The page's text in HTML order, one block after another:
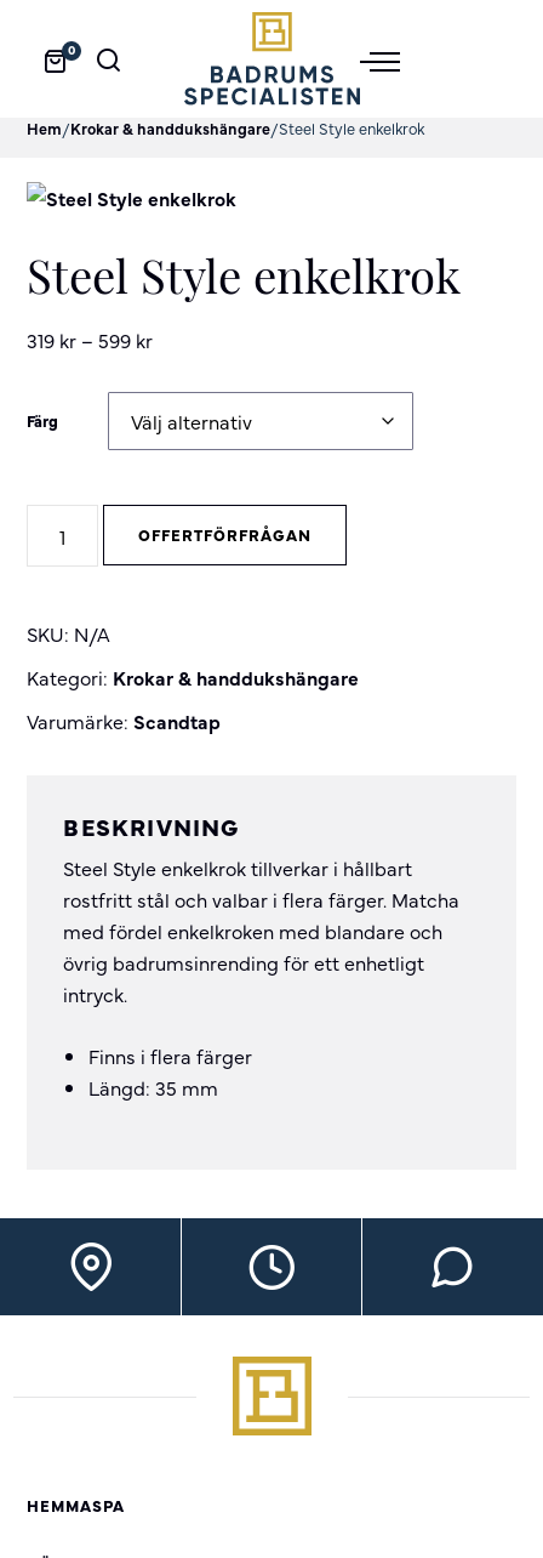
0
Hem/Krokar & handdukshängare/Steel Style enkelkrok
Steel Style enkelkrok
319 kr –599 kr
Färg
Style
OFFERTFÖRFRÅGAN
SKU: N/A
Kategori: Krokar & handdukshängare
Varumärke:Scandtap
BESKRIVNING
Steel Style enkelkrok tillverkar i hållbart
rostfritt stål och valbar i flera färger. Matcha
med fördel enkelkroken med blandare och
övrig badrumsinrending för ett enhetligt
intryck.
Finns i flera färger
Längd: 35 mm
HEMMASPA